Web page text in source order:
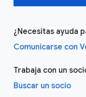
¿Necesitas ayuda
Comunicarse con
Trabaja con un
Buscar un socio